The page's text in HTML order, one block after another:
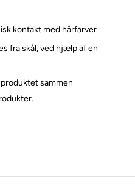
kontakt med hårfarver
fra skål, ved hjælp af en
sammen